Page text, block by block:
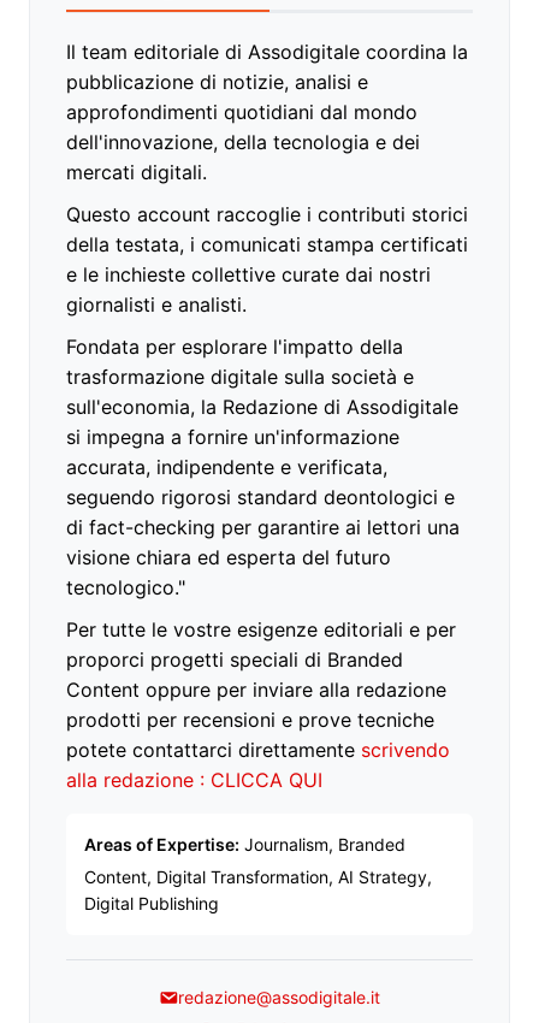
Il team editoriale di Assodigitale coordina la
pubblicazione di notizie, analisi e
approfondimenti quotidiani dal mondo
dell'innovazione, della tecnologia e dei
mercati digitali.
Questo account raccoglie i contributi storici
della testata, i comunicati stampa certificati
e le inchieste collettive curate dai nostri
giornalisti e analisti.
Fondata per esplorare l'impatto della
trasformazione digitale sulla società e
sull'economia, la Redazione di Assodigitale
si impegna a fornire un'informazione
accurata, indipendente e verificata,
seguendo rigorosi standard deontologici e
di fact-checking per garantire ai lettori una
visione chiara ed esperta del futuro
tecnologico."
Per tutte le vostre esigenze editoriali e per
proporci progetti speciali di Branded
Content oppure per inviare alla redazione
prodotti per recensioni e prove tecniche
potete contattarci direttamente scrivendo
alla redazione : CLICCA QUI
Areas of Expertise: Journalism, Branded
Content, Digital Transformation, AI Strategy,
Digital Publishing
redazione@assodigitale.it